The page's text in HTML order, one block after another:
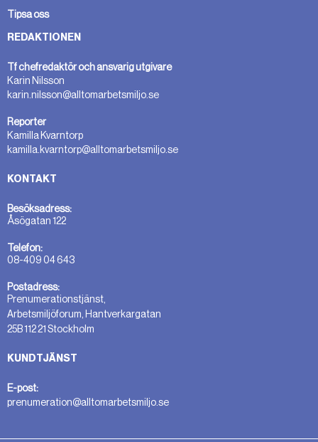
Tipsa oss
REDAKTIONEN
Tf chefredaktör och ansvarig utgivare
Karin Nilsson
karin.nilsson@alltomarbetsmiljo.se
Reporter
Kamilla Kvarntorp
kamilla.kvarntorp@alltomarbetsmiljo.se
KONTAKT
Besöksadress:
Åsögatan 122
Telefon:
08-409 04 643
Postadress:
Prenumerationstjänst,
Arbetsmiljöforum, Hantverkargatan
25B 112 21 Stockholm
KUNDTJÄNST
E-post:
prenumeration@alltomarbetsmiljo.se